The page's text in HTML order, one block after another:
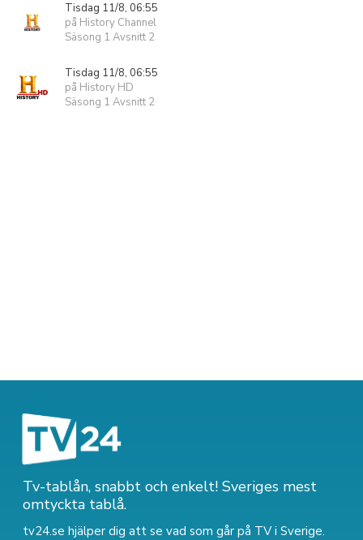
Tisdag 11/8, 06:55
på History Channel
Säsong 1 Avsnitt 2
Tisdag 11/8, 06:55
på History HD
Säsong 1 Avsnitt 2
Tv-tablån, snabbt och enkelt! Sveriges mest
omtyckta tablå.
tv24.se hjälper dig att se vad som går på TV i Sverige.